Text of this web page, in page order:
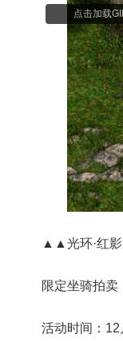
点击加载
▲▲光环·红
限定坐骑拍卖
活动时间：